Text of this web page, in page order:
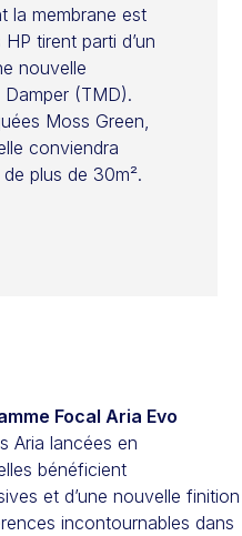
la membrane est
tirent parti d’un
nouvelle
(TMD).
Moss Green,
conviendra
plus de 30m².
Focal Aria Evo
Aria lancées en
elles bénéficient
et d’une nouvelle finition
incontournables dans